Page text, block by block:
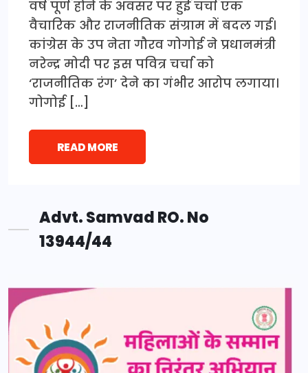
वर्ष पूर्ण होने के अवसर पर हुई चर्चा एक
वैचारिक और राजनीतिक संग्राम में बदल गई।
कांग्रेस के उप नेता गौरव गोगोई ने प्रधानमंत्री
नरेन्द्र मोदी पर इस पवित्र चर्चा को
‘राजनीतिक रंग’ देने का गंभीर आरोप लगाया।
गोगोई […]
READ MORE
Advt. Samvad RO. No
13944/44